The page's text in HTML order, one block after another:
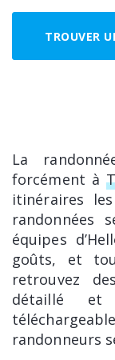
TROUVER
La
forcément à
itinéraires
randonnées
équipes
goûts, et
retrouvez
détaillé et
randonneurs